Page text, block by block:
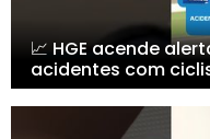
📈 HGE acende
acidentes com